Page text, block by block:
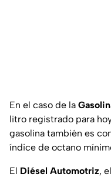
En el caso de la
litro registrado para
gasolina también es
índice de octano
El Diésel Automotriz,